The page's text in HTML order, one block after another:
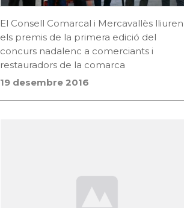
El Consell Comarcal i Mercavallès lliuren
els premis de la primera edició del
concurs nadalenc a comerciants i
restauradors de la comarca
19 desembre 2016